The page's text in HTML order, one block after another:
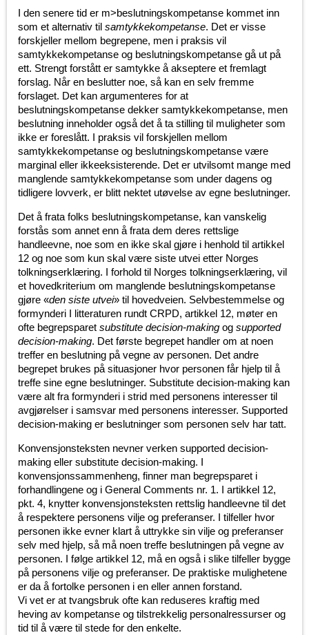
I den senere tid er m>beslutningskompetanse kommet inn
som et alternativ til samtykkekompetanse. Det er visse
forskjeller mellom begrepene, men i praksis vil
samtykkekompetanse og beslutningskompetanse gå ut på
ett. Strengt forstått er samtykke å akseptere et fremlagt
forslag. Når en beslutter noe, så kan en selv fremme
forslaget. Det kan argumenteres for at
beslutningskompetanse dekker samtykkekompetanse, men
beslutning inneholder også det å ta stilling til muligheter som
ikke er foreslått. I praksis vil forskjellen mellom
samtykkekompetanse og beslutningskompetanse være
marginal eller ikkeeksisterende. Det er utvilsomt mange med
manglende samtykkekompetanse som under dagens og
tidligere lovverk, er blitt nektet utøvelse av egne beslutninger.
Det å frata folks beslutningskompetanse, kan vanskelig
forstås som annet enn å frata dem deres rettslige
handleevne, noe som en ikke skal gjøre i henhold til artikkel
12 og noe som kun skal være siste utvei etter Norges
tolkningserklæring. I forhold til Norges tolkningserklæring, vil
et hovedkriterium om manglende beslutningskompetanse
gjøre «den siste utvei» til hovedveien. Selvbestemmelse og
formynderi I litteraturen rundt CRPD, artikkel 12, møter en
ofte begrepsparet substitute decision-making og supported
decision-making. Det første begrepet handler om at noen
treffer en beslutning på vegne av personen. Det andre
begrepet brukes på situasjoner hvor personen får hjelp til å
treffe sine egne beslutninger. Substitute decision-making kan
være alt fra formynderi i strid med personens interesser til
avgjørelser i samsvar med personens interesser. Supported
decision-making er beslutninger som personen selv har tatt.
Konvensjonsteksten nevner verken supported decision-
making eller substitute decision-making. I
konvensjonssammenheng, finner man begrepsparet i
forhandlingene og i General Comments nr. 1. I artikkel 12,
pkt. 4, knytter konvensjonsteksten rettslig handleevne til det
å respektere personens vilje og preferanser. I tilfeller hvor
personen ikke evner klart å uttrykke sin vilje og preferanser
selv med hjelp, så må noen treffe beslutningen på vegne av
personen. I følge artikkel 12, må en også i slike tilfeller bygge
på personens vilje og preferanser. De praktiske mulighetene
er da å fortolke personen i en eller annen forstand.
Vi vet er at tvangsbruk ofte kan reduseres kraftig med
heving av kompetanse og tilstrekkelig personalressurser og
tid til å være til stede for den enkelte.